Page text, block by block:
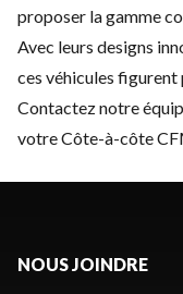
proposer la gamme
Avec leurs designs
ces véhicules
Contactez notre
votre Côte-à-côte
NOUS JOINDRE